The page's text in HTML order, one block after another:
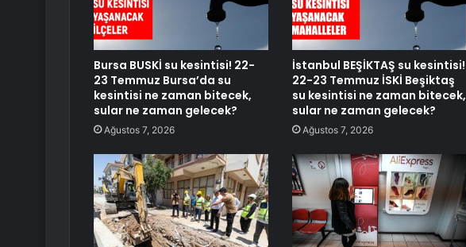
Bursa BUSKİ su kesintisi! 22-
23 Temmuz Bursa’da su
kesintisi ne zaman bitecek,
sular ne zaman gelecek?
Ağustos 7, 2026
İstanbul BEŞİKTAŞ su kesintisi!
22-23 Temmuz İSKİ Beşiktaş
su kesintisi ne zaman bitecek,
sular ne zaman gelecek?
Ağustos 7, 2026